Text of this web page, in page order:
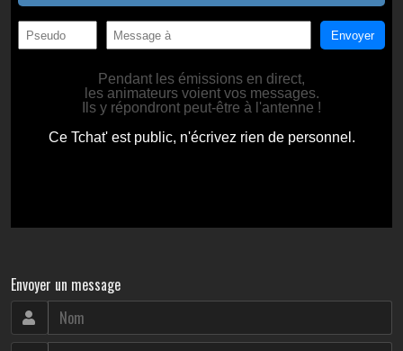
Envoyer un message